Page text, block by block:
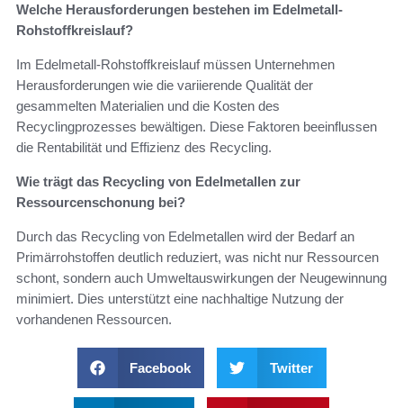
Welche Herausforderungen bestehen im Edelmetall-
Rohstoffkreislauf?
Im Edelmetall-Rohstoffkreislauf müssen Unternehmen
Herausforderungen wie die variierende Qualität der
gesammelten Materialien und die Kosten des
Recyclingprozesses bewältigen. Diese Faktoren beeinflussen
die Rentabilität und Effizienz des Recycling.
Wie trägt das Recycling von Edelmetallen zur
Ressourcenschonung bei?
Durch das Recycling von Edelmetallen wird der Bedarf an
Primärrohstoffen deutlich reduziert, was nicht nur Ressourcen
schont, sondern auch Umweltauswirkungen der Neugewinnung
minimiert. Dies unterstützt eine nachhaltige Nutzung der
vorhandenen Ressourcen.
Facebook Twitter